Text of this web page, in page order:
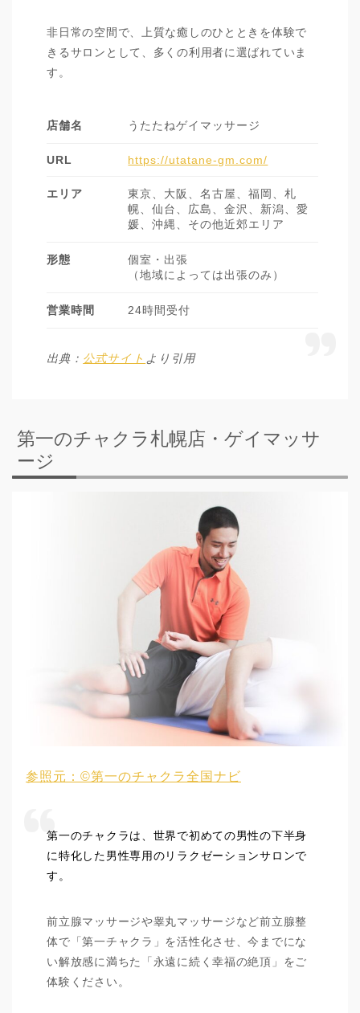
非日常の空間で、上質な癒しのひとときを体験で
きるサロンとして、多くの利用者に選ばれていま
す。
店舗名 うたたねゲイマッサージ
URL https://utatane-gm.com/
エリア
東京、大阪、名古屋、福岡、札
幌、仙台、広島、金沢、新潟、愛
媛、沖縄、その他近郊エリア
形態
個室・出張
（地域によっては出張のみ）
営業時間 24時間受付
出典： 公式サイト より引用
第一のチャクラ札幌店・ゲイマッサ
ージ
参照元：©第一のチャクラ全国ナビ
第一のチャクラは、世界で初めての男性の下半身
に特化した男性専用のリラクゼーションサロンで
す。
前立腺マッサージや睾丸マッサージなど前立腺整
体で「第一チャクラ」を活性化させ、今までにな
い解放感に満ちた「永遠に続く幸福の絶頂」をご
体験ください。